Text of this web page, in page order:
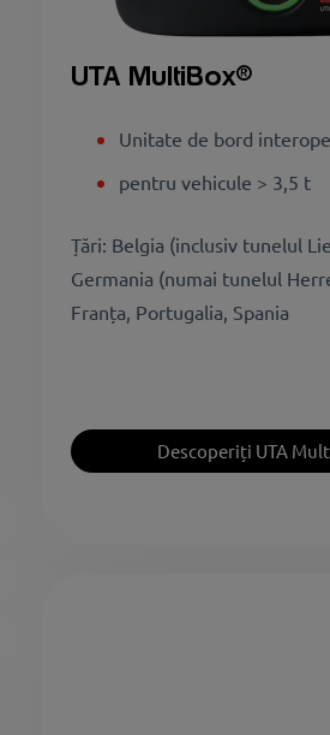
UTA MultiBox®
Unitate de bord
pentru vehicule > 3,5 t
Țări: Belgia (inclusiv tunelul
Germania (numai tunelul
Franța, Portugalia, Spania
Descoperiți UTA